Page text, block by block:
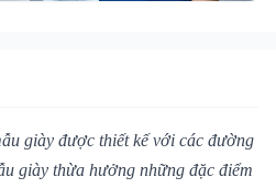
giày được thiết kế với các đường
giày thừa hưởng những đặc điểm